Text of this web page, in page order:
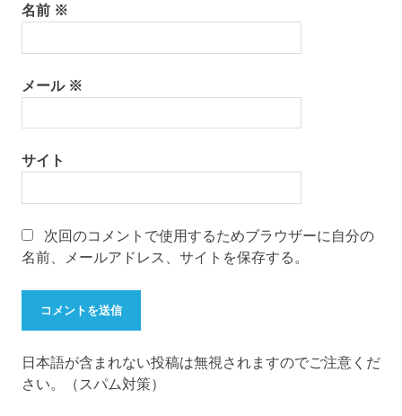
名前 ※
メール ※
サイト
次回のコメントで使用するためブラウザーに自分の
名前、メールアドレス、サイトを保存する。
日本語が含まれない投稿は無視されますのでご注意くだ
さい。（スパム対策）